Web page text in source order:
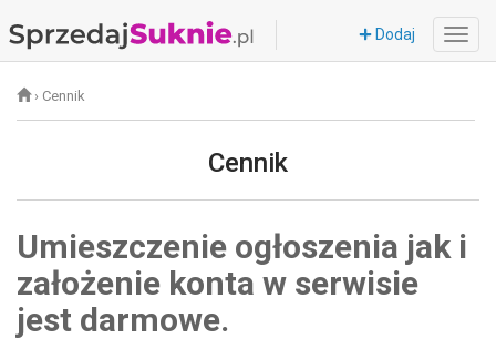
Dodaj
› Cennik
Cennik
Umieszczenie ogłoszenia jak i
założenie konta w serwisie
jest darmowe.